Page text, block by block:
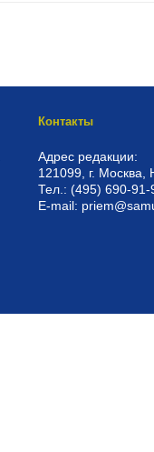
Контакты
Адрес редакции:
121099, г. Москва,
Тел.: (495) 690-91-
E-mail: